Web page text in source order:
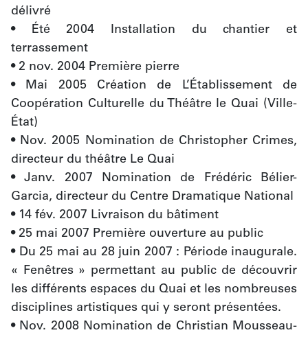
délivré
• Été 2004 Installation du chantier et
terrassement
• 2 nov. 2004 Première pierre
• Mai 2005 Création de L’Établissement de
Coopération Culturelle du Théâtre le Quai (Ville-
État)
• Nov. 2005 Nomination de Christopher Crimes,
directeur du théâtre Le Quai
• Janv. 2007 Nomination de Frédéric Bélier-
Garcia, directeur du Centre Dramatique National
• 14 fév. 2007 Livraison du bâtiment
• 25 mai 2007 Première ouverture au public
• Du 25 mai au 28 juin 2007 : Période inaugurale.
« Fenêtres » permettant au public de découvrir
les différents espaces du Quai et les nombreuses
disciplines artistiques qui y seront présentées.
• Nov. 2008 Nomination de Christian Mousseau-